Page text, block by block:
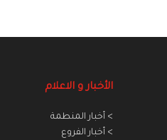
الأخبار و الاعلام
> أخبار المنطمة
> أخبار الفروع